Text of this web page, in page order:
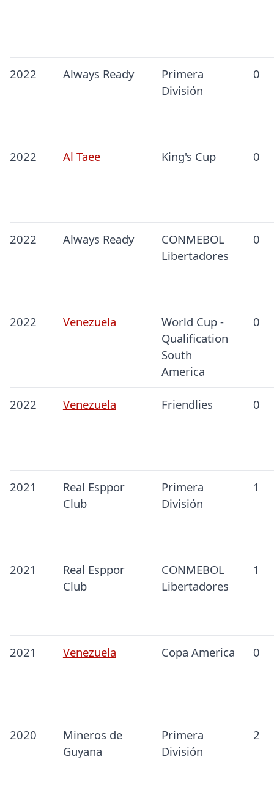
2022 Always Ready
Primera
División
0
2022 Al Taee King's Cup 0
2022 Always Ready
CONMEBOL
Libertadores
0
2022 Venezuela
World Cup -
Qualification
South
America
0
2022 Venezuela Friendlies 0
2021
Real Esppor
Club
Primera
División
1
2021
Real Esppor
Club
CONMEBOL
Libertadores
1
2021 Venezuela Copa America 0
2020
Mineros de
Guyana
Primera
División
2